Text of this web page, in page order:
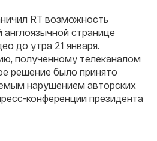
RT возможность
англоязычной странице
до утра 21 января.
полученному телеканалом
решение было принято
нарушением авторских
конференции президента